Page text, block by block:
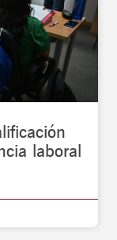
laboral